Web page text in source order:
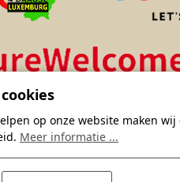
op onze website maken
Meer informatie ...